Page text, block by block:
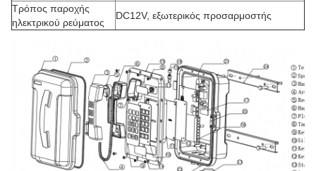
Τρόπος παροχής
ηλεκτρικού ρεύματος
DC12V, εξωτερικός προσαρμοστής